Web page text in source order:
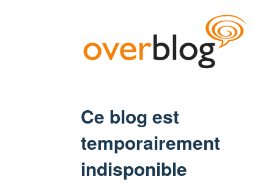
Ce blog est
temporairement
indisponible